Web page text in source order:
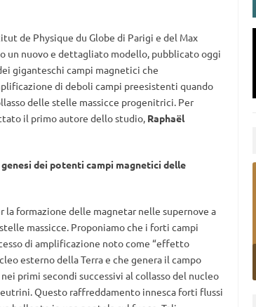
de Physique du Globe di Parigi e del Max
un nuovo e dettagliato modello, pubblicato oggi
giganteschi campi magnetici che
di deboli campi preesistenti quando
delle stelle massicce progenitrici. Per
il primo autore dello studio, Raphaël
dei potenti campi magnetici delle
la formazione delle magnetar nelle supernove a
massicce. Proponiamo che i forti campi
di amplificazione noto come “effetto
esterno della Terra e che genera il campo
primi secondi successivi al collasso del nucleo
Questo raffreddamento innesca forti flussi